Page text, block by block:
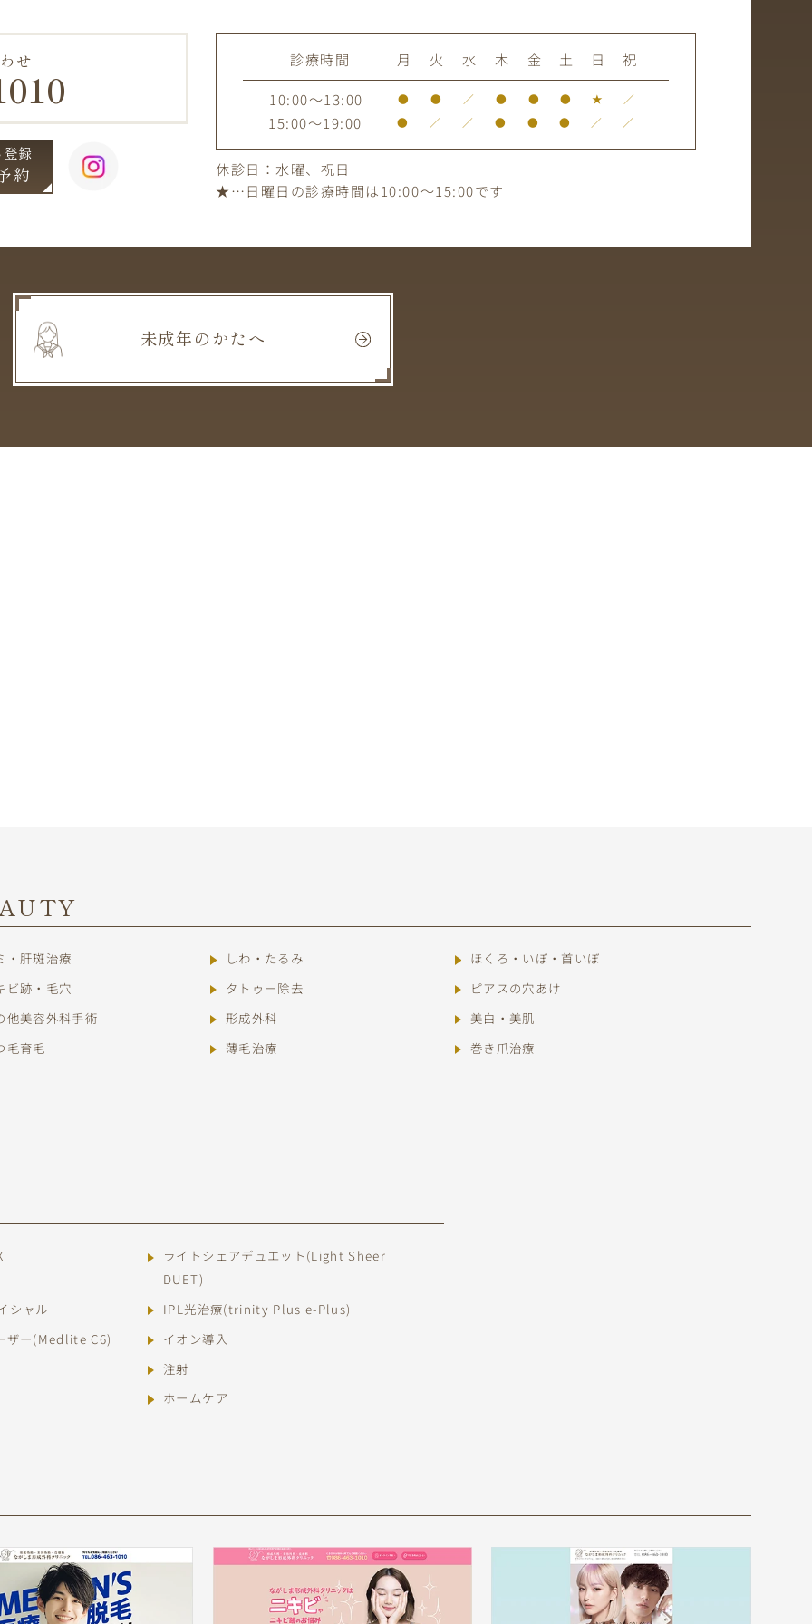
せ
登録
約
診療時間 月 火 水 木 金 土 日
祝
10:00～13:00
● ● ／ ● ● ● ★ ／
15:00～19:00 ● ／ ／ ● ● ● ／ ／
休診日：水曜、祝日
★…日曜日の診療時間は10:00～15:00です
未成年のかたへ
・肝斑治療 しわ・たるみ
ほくろ・いぼ・首いぼ
ビ跡・毛穴
タトゥー除去
ピアスの穴あけ
他美容外科手術
形成外科
美白・美肌
毛育毛
薄毛治療 巻き爪治療
ライトシェアデュエット(Light Sheer
DUET)
シャル
IPL光治療(trinity Plus e-Plus)
ザー(Medlite C6)
イオン導入
注射
ホームケア